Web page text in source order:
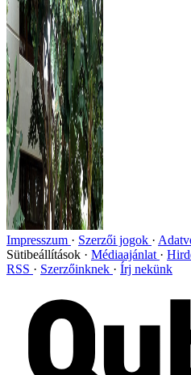
Impresszum Szerzői jogok
Sütibeállítások
Médiaajánlat
RSS
Szerzőinknek Írj nekünk